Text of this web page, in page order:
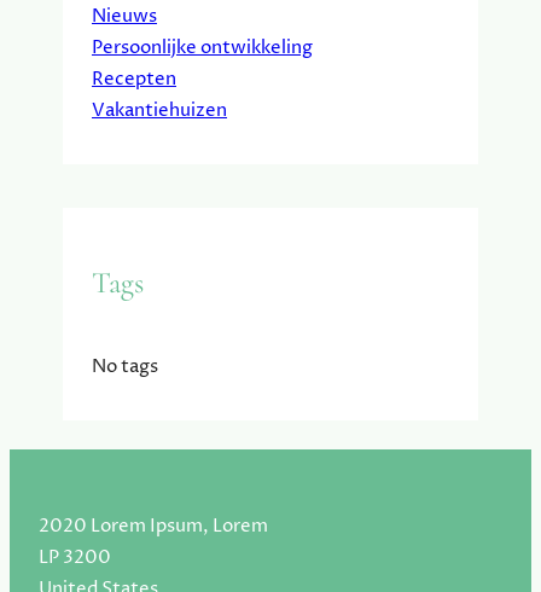
Nieuws
Persoonlijke ontwikkeling
Recepten
Vakantiehuizen
Tags
No tags
2020 Lorem Ipsum, Lorem
LP 3200